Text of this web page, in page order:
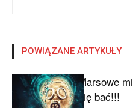
POWIĄZANE ARTYKUŁY
Marsowe
się bać!!!